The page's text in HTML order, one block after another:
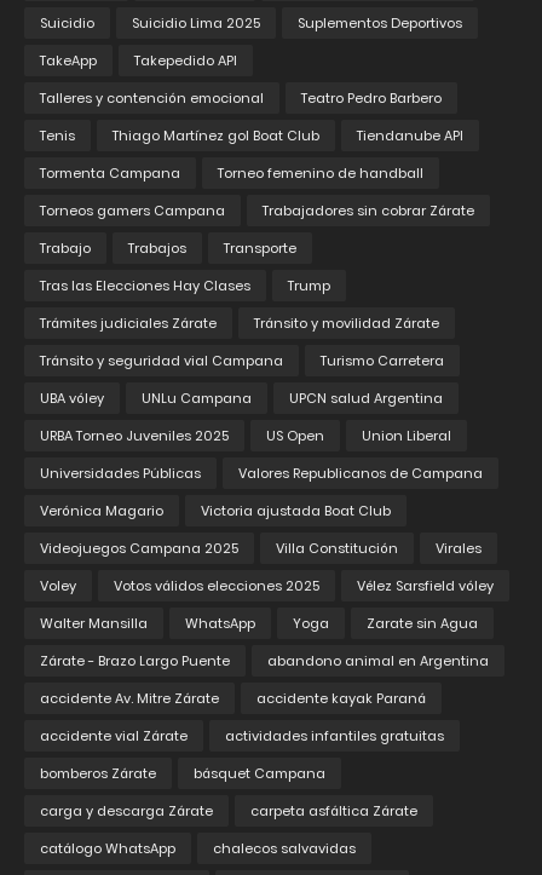
Suicidio
Suicidio Lima 2025
Suplementos Deportivos
TakeApp
Takepedido API
Talleres y contención emocional
Teatro Pedro Barbero
Tenis
Thiago Martínez gol Boat Club
Tiendanube API
Tormenta Campana
Torneo femenino de handball
Torneos gamers Campana
Trabajadores sin cobrar Zárate
Trabajo
Trabajos
Transporte
Tras las Elecciones Hay Clases
Trump
Trámites judiciales Zárate
Tránsito y movilidad Zárate
Tránsito y seguridad vial Campana
Turismo Carretera
UBA vóley
UNLu Campana
UPCN salud Argentina
URBA Torneo Juveniles 2025
US Open
Union Liberal
Universidades Públicas
Valores Republicanos de Campana
Verónica Magario
Victoria ajustada Boat Club
Videojuegos Campana 2025
Villa Constitución
Virales
Voley
Votos válidos elecciones 2025
Vélez Sarsfield vóley
Walter Mansilla
WhatsApp Yoga
Zarate sin Agua
Zárate - Brazo Largo Puente
abandono animal en Argentina
accidente Av. Mitre Zárate
accidente kayak Paraná
accidente vial Zárate
actividades infantiles gratuitas
bomberos Zárate
básquet Campana
carga y descarga Zárate
carpeta asfáltica Zárate
catálogo WhatsApp
chalecos salvavidas